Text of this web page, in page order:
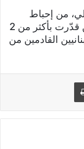
من إحباط
محاولة ادخال كمية من الكوكايين قدّرت بأكثر من 2
القادمين من
طباعة